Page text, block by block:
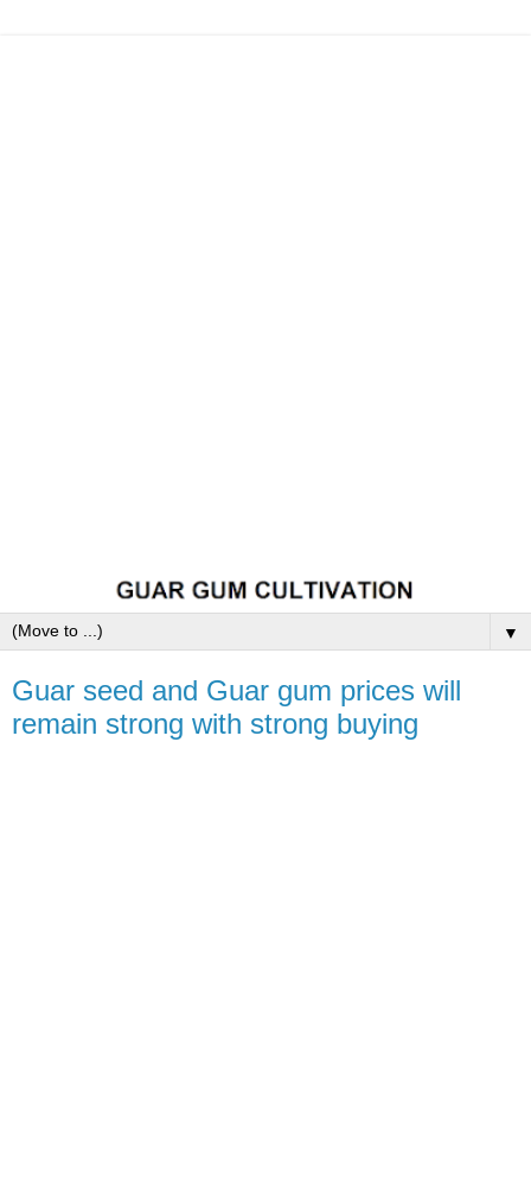
▼
Guar seed and Guar gum prices will
remain strong with strong buying